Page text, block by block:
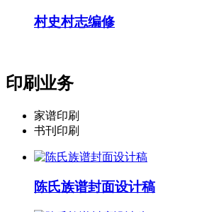
村史村志编修
印刷业务
家谱印刷
书刊印刷
陈氏族谱封面设计稿